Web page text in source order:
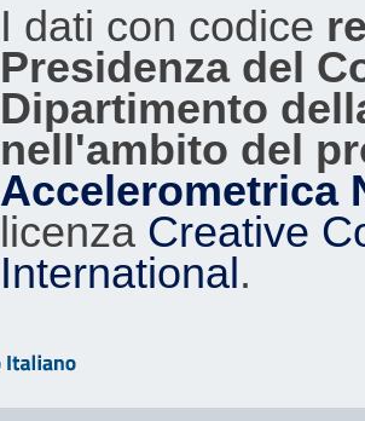
I dati con codice
Presidenza del
Dipartimento
nell'ambito del
Accelerometrica
licenza Creative
International.